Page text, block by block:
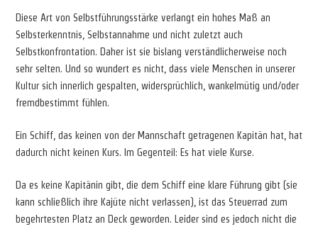
Diese Art von Selbstführungsstärke verlangt ein hohes Maß an
Selbsterkenntnis, Selbstannahme und nicht zuletzt auch
Selbstkonfrontation. Daher ist sie bislang verständlicherweise noch
sehr selten. Und so wundert es nicht, dass viele Menschen in unserer
Kultur sich innerlich gespalten, widersprüchlich, wankelmütig und/oder
fremdbestimmt fühlen.
Ein Schiff, das keinen von der Mannschaft getragenen Kapitän hat, hat
dadurch nicht keinen Kurs. Im Gegenteil: Es hat viele Kurse.
Da es keine Kapitänin gibt, die dem Schiff eine klare Führung gibt (sie
kann schließlich ihre Kajüte nicht verlassen), ist das Steuerrad zum
begehrtesten Platz an Deck geworden. Leider sind es jedoch nicht die